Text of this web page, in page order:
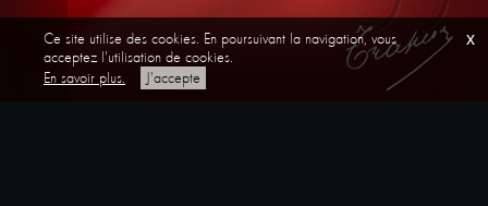
Ce site utilise des cookies. En poursuivant la navigation, vous
acceptez l'utilisation de cookies.
En savoir plus.
J'accepte
x